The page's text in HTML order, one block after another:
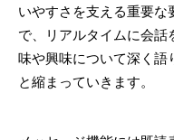
いやすさを支える重要
で、リアルタイムに会
味や興味について深く語
と縮まっていきます。